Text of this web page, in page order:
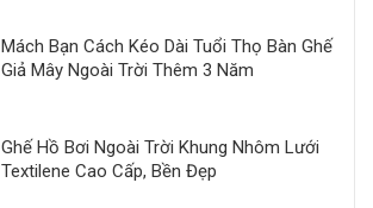
Mách Bạn Cách Kéo Dài Tuổi Thọ Bàn Ghế
Giả Mây Ngoài Trời Thêm 3 Năm
Ghế Hồ Bơi Ngoài Trời Khung Nhôm Lưới
Textilene Cao Cấp, Bền Đẹp